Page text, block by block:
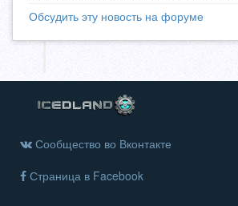
Обсудить эту новость на форуме
Сообщество во Вконтакте
Страница в Facebook